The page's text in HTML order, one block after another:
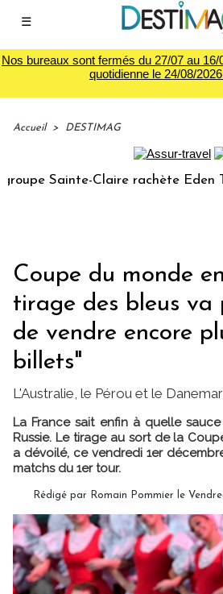
☰
Nos bureaux sont fermés du 27/07 au
quotidienne le 24/08/
Accueil > DESTIMAG
Sainte-Claire rachète Eden
Coupe du monde
tirage des bleus va
de vendre encore
billets"
L'Australie, le Pérou et le
La France sait enfin à quelle
Russie. Le tirage au sort de la
a dévoilé, ce vendredi 1er
matchs du 1er tour.
Rédigé par Romain Pommier le